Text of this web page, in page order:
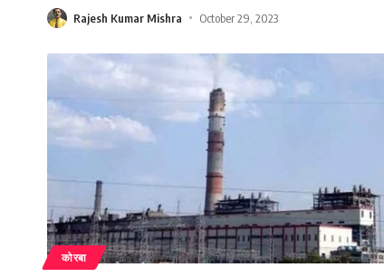
Rajesh Kumar Mishra October 29, 2023
कोरबा